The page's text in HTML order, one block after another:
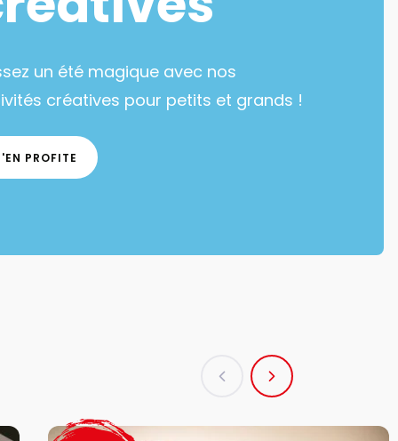
un été magique avec nos
créatives pour petits et grands !
PROFITE